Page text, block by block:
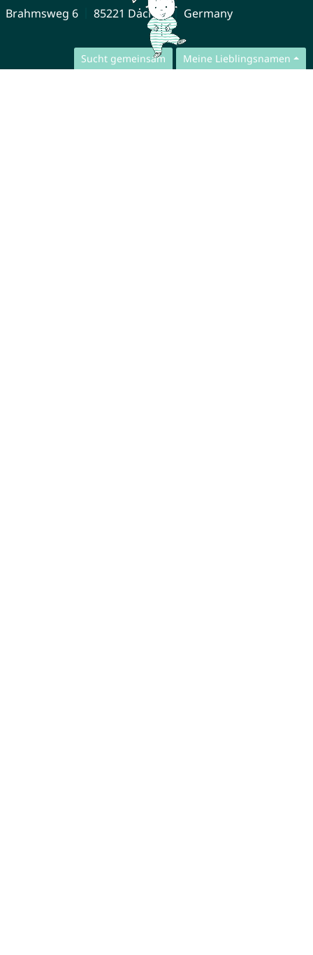
Sucht gemeinsam Meine Lieblingsnamen
Brahmsweg 6
85221 Dachau Germany